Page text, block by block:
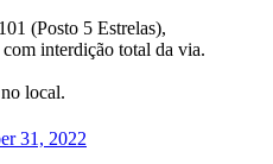
(Posto 5 Estrelas),
interdição total da via.
local.
31, 2022